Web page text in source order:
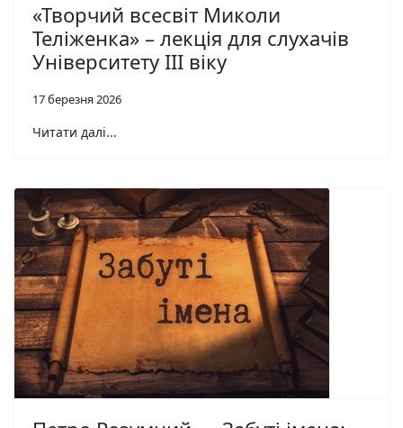
«Творчий всесвіт Миколи
Теліженка» – лекція для слухачів
Університету ІІІ віку
17 березня 2026
Читати далі...